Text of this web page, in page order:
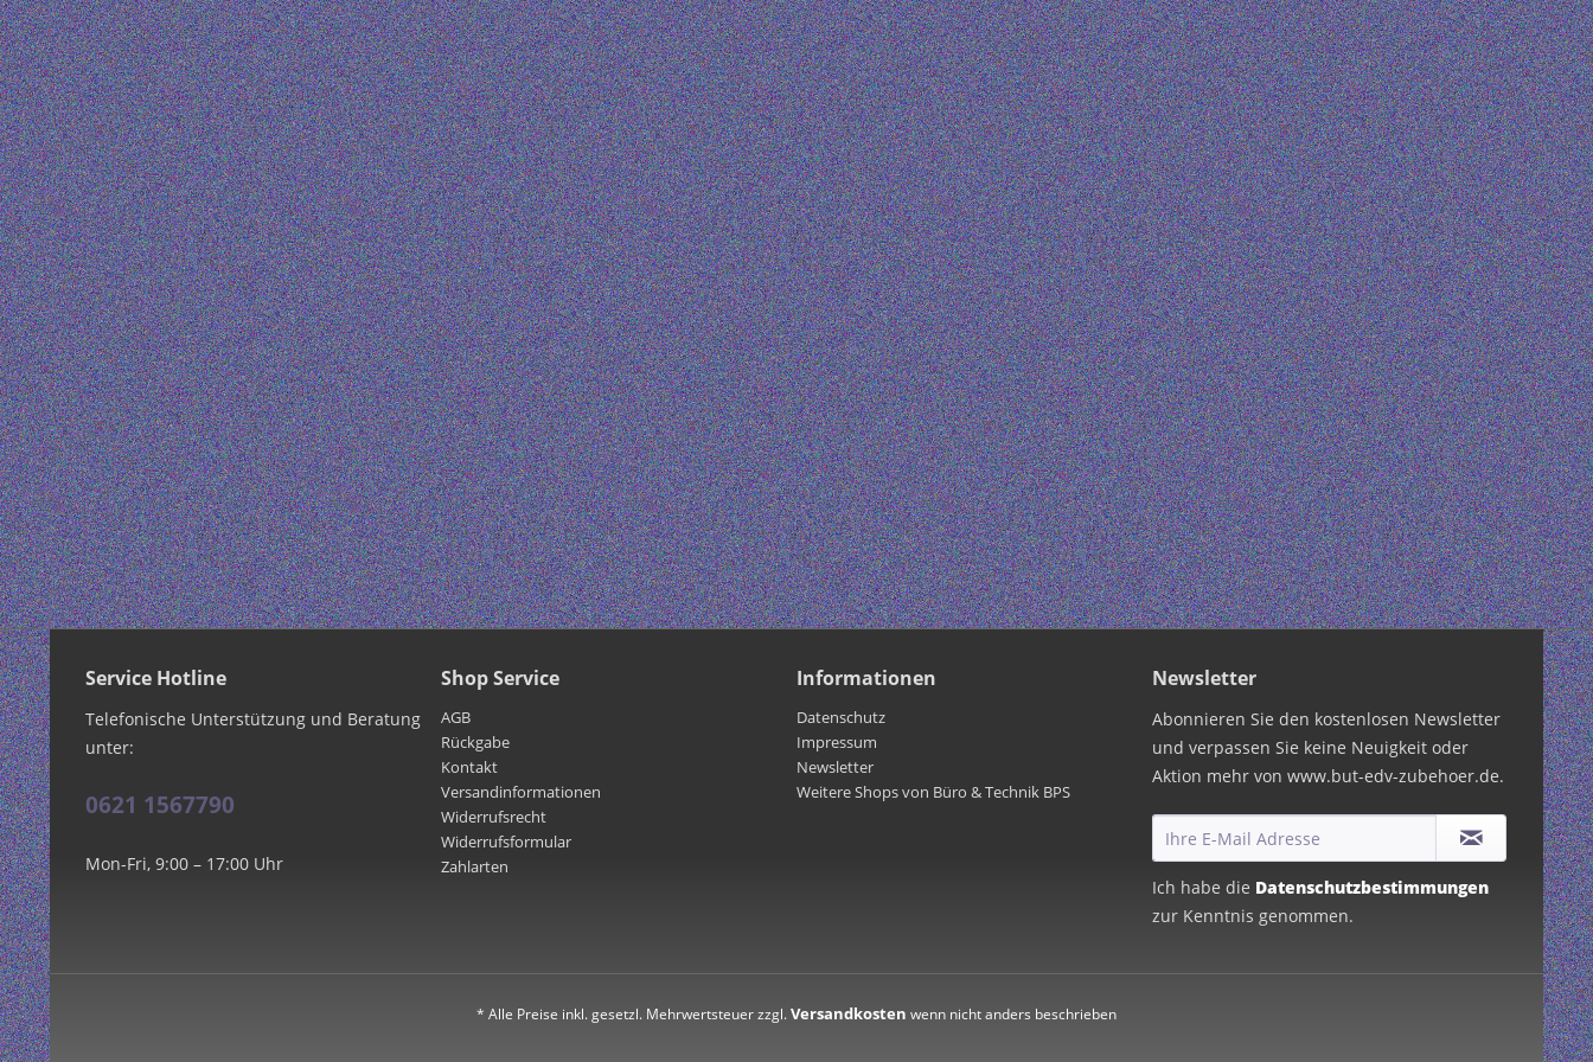
Service Hotline
Telefonische Unterstützung und Beratung
unter:
0621 1567790
Mon-Fri, 9:00 – 17:00 Uhr
Shop Service
AGB
Rückgabe
Kontakt
Versandinformationen
Widerrufsrecht
Widerrufsformular
Zahlarten
Informationen
Datenschutz
Impressum
Newsletter
Weitere Shops von Büro & Technik BPS
Newsletter
Abonnieren Sie den kostenlosen Newsletter
und verpassen Sie keine Neuigkeit oder
Aktion mehr von www.but-edv-zubehoer.de.
Ich habe die Datenschutzbestimmungen
zur Kenntnis genommen.
* Alle Preise inkl. gesetzl. Mehrwertsteuer zzgl.Versandkosten wenn nicht anders beschrieben